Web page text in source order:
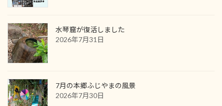
水琴窟が復活しました
2026年7月31日
7月の本郷ふじやまの風景
2026年7月30日